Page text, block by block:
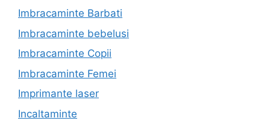
Imbracaminte Barbati
Imbracaminte bebelusi
Imbracaminte Copii
Imbracaminte Femei
Imprimante laser
Incaltaminte